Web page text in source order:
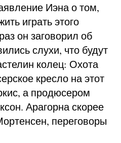
Иэна о том,
играть этого
он заговорил об
слухи, что будут
колец: Охота
кресло на этот
а продюсером
Арагорна скорее
переговоры